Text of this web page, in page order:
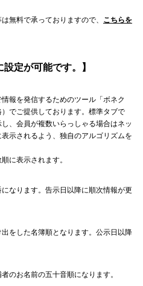
無料で承っておりますので、 こちらを
定が可能です。】
報を発信するためのツール「ボネク
でご提供しております。標準タブで
、会員が複数いらっしゃる場合はネッ
示されるよう、独自のアルゴリズムを
に表示されます。
なります。告示日以降に順次情報が更
をした名簿順となります。公示日以降
のお名前の五十音順になります。